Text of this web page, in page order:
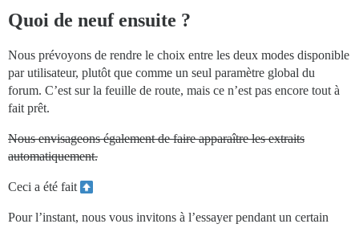
Quoi de neuf ensuite ?
Nous prévoyons de rendre le choix entre les deux modes disponible
par utilisateur, plutôt que comme un seul paramètre global du
forum. C’est sur la feuille de route, mais ce n’est pas encore tout à
fait prêt.
Nous envisageons également de faire apparaître les extraits
automatiquement.
Ceci a été fait
Pour l’instant, nous vous invitons à l’essayer pendant un certain